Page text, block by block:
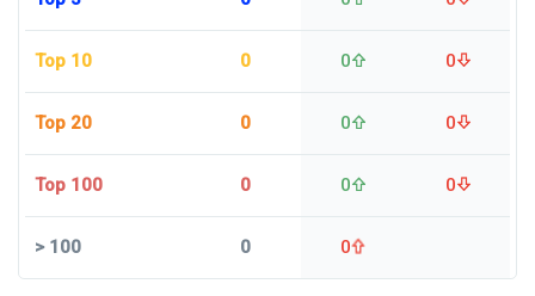
Top 10 0 0 0
Top 20 0 0 0
Top 100 0 0 0
>100 0 0